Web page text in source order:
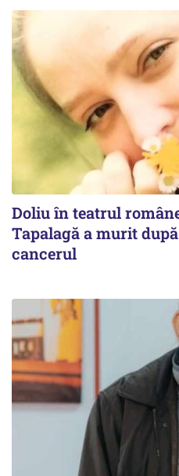
Doliu în teatrul
Tapalagă a murit
cancerul